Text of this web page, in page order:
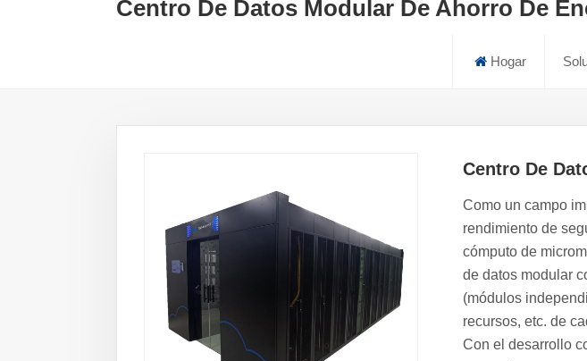
Centro De Datos Modular De Ahorro De
Hogar
Centro De
Como un campo
rendimiento de
cómputo de
de datos modular
(módulos
recursos, etc. de
Con el desarrollo